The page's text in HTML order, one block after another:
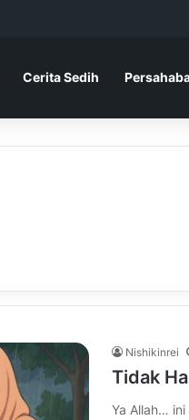
Cerita Sedih
Nishikinrei
Tidak
Ya Allah…